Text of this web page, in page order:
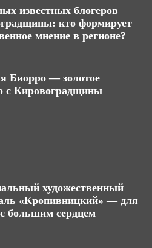
известных блогеров
кто формирует
мнение в регионе?
Биорро — золотое
с Кировоградщины
художественный
«Кропивницкий» — для
большим сердцем